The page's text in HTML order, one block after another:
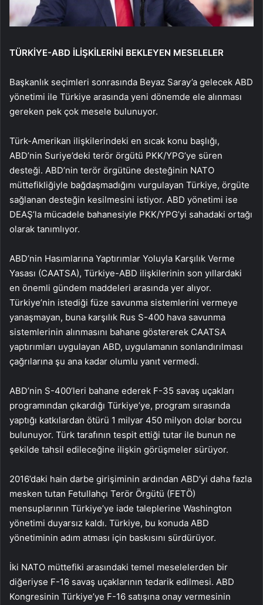
TÜRKİYE-ABD İLİŞKİLERİNİ BEKLEYEN MESELELER
Başkanlık seçimleri sonrasında Beyaz Saray’a gelecek ABD
yönetimi ile Türkiye arasında yeni dönemde ele alınması
gereken pek çok mesele bulunuyor.
Türk-Amerikan ilişkilerindeki en sıcak konu başlığı,
ABD’nin Suriye’deki terör örgütü PKK/YPG’ye süren
desteği. ABD’nin terör örgütüne desteğinin NATO
müttefikliğiyle bağdaşmadığını vurgulayan Türkiye, örgüte
sağlanan desteğin kesilmesini istiyor. ABD yönetimi ise
DEAŞ’la mücadele bahanesiyle PKK/YPG’yi sahadaki ortağı
olarak tanımlıyor.
ABD’nin Hasımlarına Yaptırımlar Yoluyla Karşılık Verme
Yasası (CAATSA), Türkiye-ABD ilişkilerinin son yıllardaki
en önemli gündem maddeleri arasında yer alıyor.
Türkiye’nin istediği füze savunma sistemlerini vermeye
yanaşmayan, buna karşılık Rus S-400 hava savunma
sistemlerinin alınmasını bahane göstererek CAATSA
yaptırımları uygulayan ABD, uygulamanın sonlandırılması
çağrılarına şu ana kadar olumlu yanıt vermedi.
ABD’nin S-400’leri bahane ederek F-35 savaş uçakları
programından çıkardığı Türkiye’ye, program sırasında
yaptığı katkılardan ötürü 1 milyar 450 milyon dolar borcu
bulunuyor. Türk tarafının tespit ettiği tutar ile bunun ne
şekilde tahsil edileceğine ilişkin görüşmeler sürüyor.
2016’daki hain darbe girişiminin ardından ABD’yi daha fazla
mesken tutan Fetullahçı Terör Örgütü (FETÖ)
mensuplarının Türkiye’ye iade taleplerine Washington
yönetimi duyarsız kaldı. Türkiye, bu konuda ABD
yönetiminin adım atması için baskısını sürdürüyor.
İki NATO müttefiki arasındaki temel meselelerden bir
diğeriyse F-16 savaş uçaklarının tedarik edilmesi. ABD
Kongresinin Türkiye’ye F-16 satışına onay vermesinin